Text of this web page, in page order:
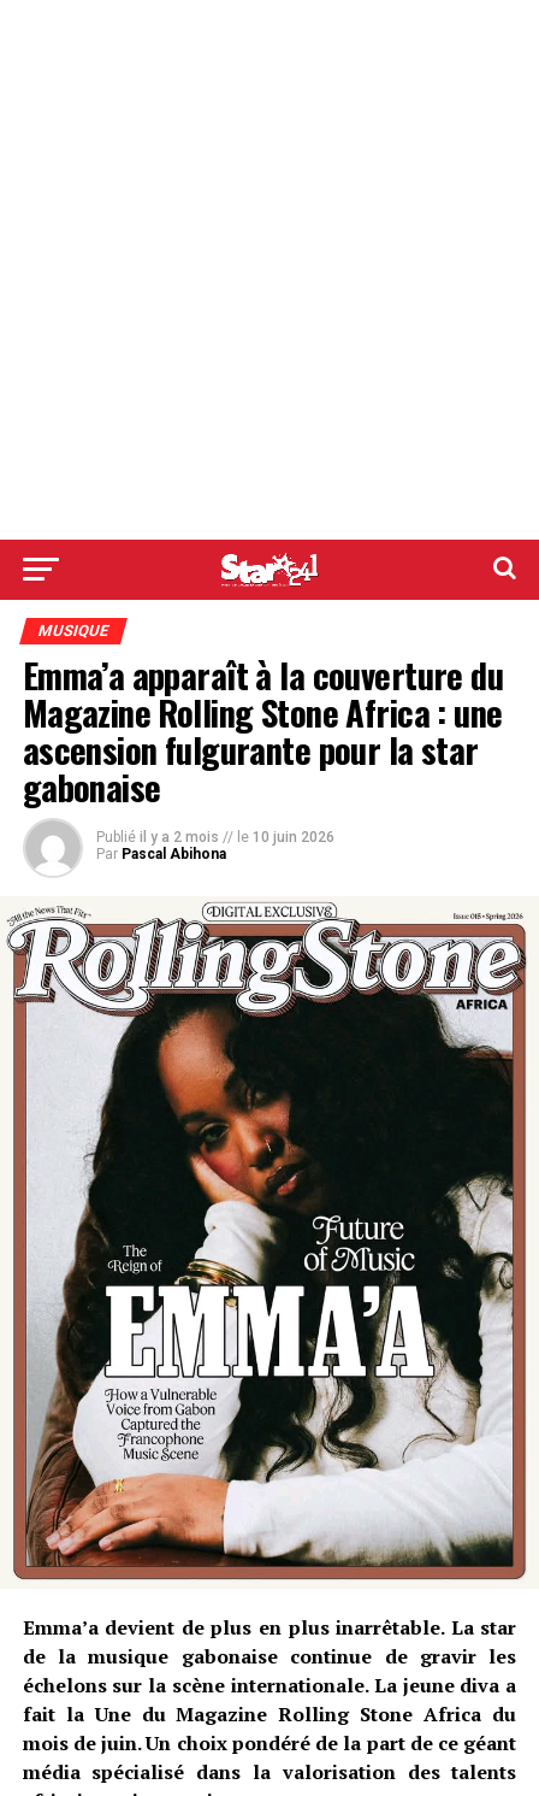
MUSIQUE
Emma’a apparaît à la couverture du
Magazine Rolling Stone Africa : une
ascension fulgurante pour la star
gabonaise
Publié il y a 2 mois // le 10 juin 2026
Par Pascal Abihona
Emma’a devient de plus en plus inarrêtable. La star
de la musique gabonaise continue de gravir les
échelons sur la scène internationale. La jeune diva a
fait la Une du Magazine Rolling Stone Africa du
mois de juin. Un choix pondéré de la part de ce géant
média spécialisé dans la valorisation des talents